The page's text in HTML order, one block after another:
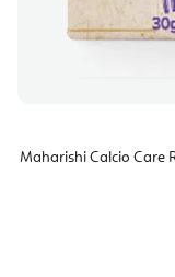
Maharishi Calcio Care